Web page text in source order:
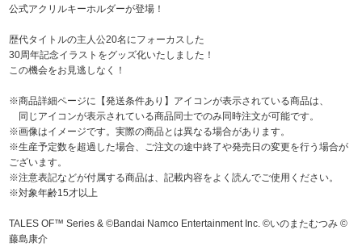
ラブライブ！サンシャイン‼
ラブライブ！虹ヶ咲学園スクールアイドル同好会
ラブライブ！スーパースター!!
アイドリッシュセブン
公式アクリルキーホルダーが登場！
歴代タイトルの主人公20名にフォーカスした
30周年記念イラストをグッズ化いたしました！
この機会をお見逃しなく！
※商品詳細ページに【発送条件あり】アイコンが表示されている商品は、
同じアイコンが表示されている商品同士でのみ同時注文が可能です。
※画像はイメージです。実際の商品とは異なる場合があります。
※生産予定数を超過した場合、ご注文の途中終了や発売日の変更を行う場合が
ございます。
※注意表記などが付属する商品は、記載内容をよく読んでご使用ください。
※対象年齢15才以上
TALES OF™ Series & ©Bandai Namco Entertainment Inc. ©いのまたむつみ ©
藤島康介